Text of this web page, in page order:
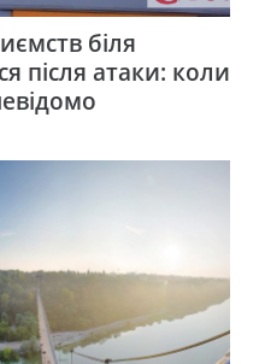
біля
після атаки: коли